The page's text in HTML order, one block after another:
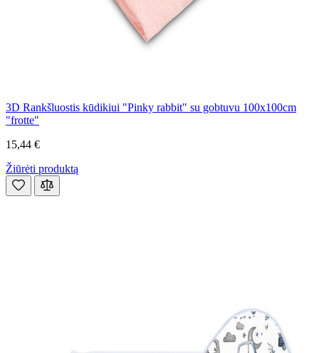
3D Rankšluostis kūdikiui "Pinky rabbit" su gobtuvu 100x100cm
"frotte"
15,44 €
Žiūrėti produktą